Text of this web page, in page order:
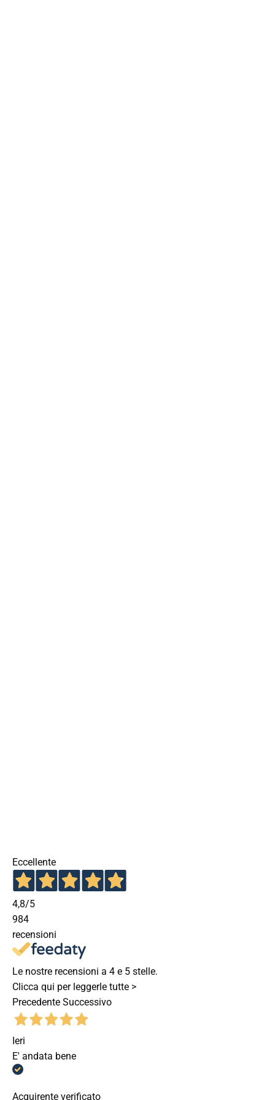
Eccellente
4,8/5
984
recensioni
Le nostre recensioni a 4 e 5 stelle.
Clicca qui per leggerle tutte >
Precedente Successivo
Ieri
E' andata bene
Acquirente verificato